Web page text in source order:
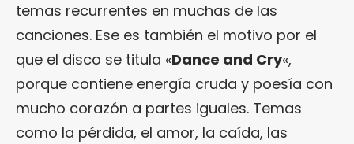
temas recurrentes en muchas de las
canciones. Ese es también el motivo por el
que el disco se titula «Dance and Cry«,
porque contiene energía cruda y poesía con
mucho corazón a partes iguales. Temas
como la pérdida, el amor, la caída, las